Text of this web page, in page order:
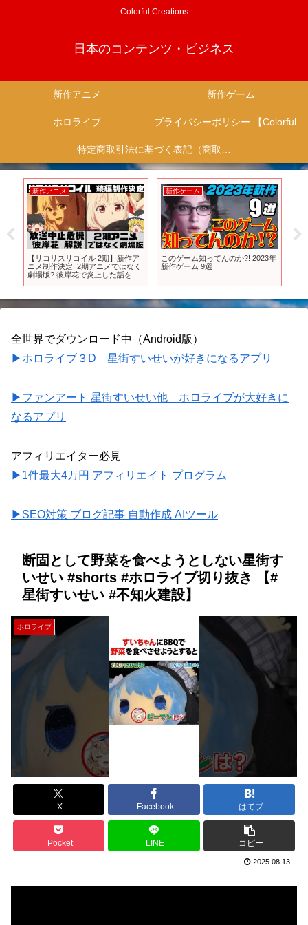
Colorful Creations
日本のコンテンツ・ビジネス
新作アニメ 新作ゲーム
ホロライブ プライバシーポリシー 【Colorful Creation】
特定商取引法に基づく表記（商取引に関する開示）
新作アニメ
【リコリスリコイル 2期】新作ア
ニメ制作決定! 2期アニメではなく
劇場版? 彼岸花で炎上した話を
新作ゲーム
このゲーム知ってんのか?! 2023年
新作ゲーム 9選
全世界でダウンロード中（Android版）
▶ホロライブ３D 星街すいせいが好きになるアプリ
▶ファンアート 星街すいせい他 ホロライブが大好きに
なるアプリ
アフィリエイター必見
▶1件最大4万円 アフィリエイト プログラム
▶SEO対策 ブログ記事 自動作成 AIツール
断固として野菜を食べようとしない星街す
いせい #shorts #ホロライブ切り抜き 【#
星街すいせい #不知火建設】
ホロライブ
X Facebook はてブ
Pocket LINE コピー
2025.08.13